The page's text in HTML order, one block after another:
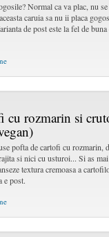
Normal ca va plac, nu
caruia sa nu ii placa
de post este la fel de
cu rozmarin si
pofta de cartofi cu rozmarin,
si nici cu usturoi... Si as
textura cremoasa a
e post.